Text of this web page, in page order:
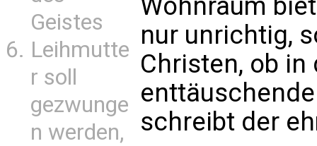
Geistes
Leihmutte
r soll
gezwunge
n werden,
nur unrichtig,
Christen, ob
schreibt der